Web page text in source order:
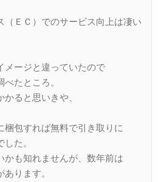
（ＥＣ）でのサービス向上は凄い
メージと違っていたので
たところ。
ると思いきや、
梱包すれば無料で引き取りに
た。
かも知れませんが、数年前は
ります。